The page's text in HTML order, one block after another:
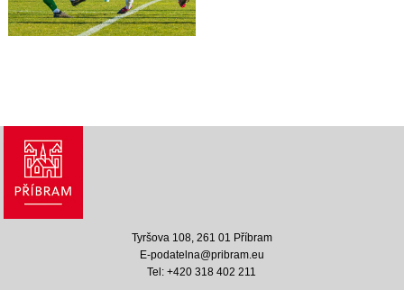
Tyršova 108, 261 01 Příbram
E-podatelna@pribram.eu
Tel: +420 318 402 211